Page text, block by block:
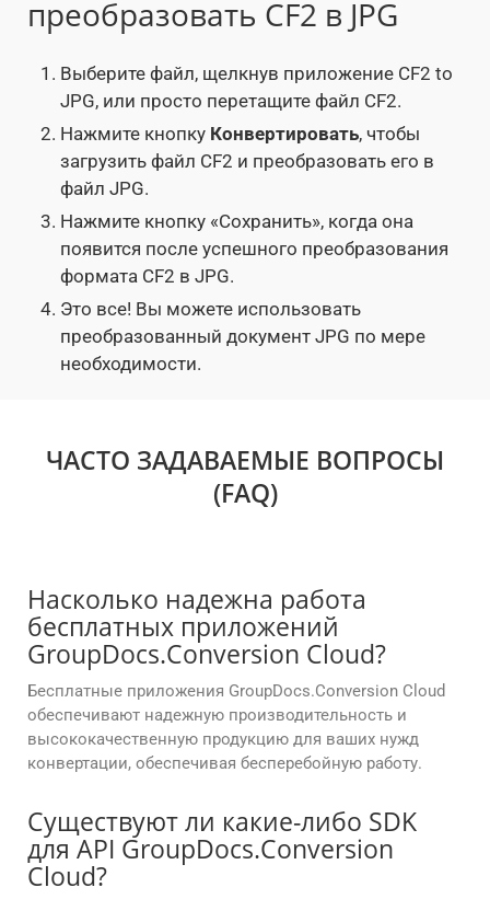
преобразовать CF2 в JPG
Выберите файл, щелкнув приложение CF2 to
JPG, или просто перетащите файл CF2.
Нажмите кнопку Конвертировать, чтобы
загрузить файл CF2 и преобразовать его в
файл JPG.
Нажмите кнопку «Сохранить», когда она
появится после успешного преобразования
формата CF2 в JPG.
Это все! Вы можете использовать
преобразованный документ JPG по мере
необходимости.
ЧАСТО ЗАДАВАЕМЫЕ ВОПРОСЫ
(FAQ)
Насколько надежна работа
бесплатных приложений
GroupDocs.Conversion Cloud?
Бесплатные приложения GroupDocs.Conversion Cloud
обеспечивают надежную производительность и
высококачественную продукцию для ваших нужд
конвертации, обеспечивая бесперебойную работу.
Существуют ли какие-либо SDK
для API GroupDocs.Conversion
Cloud?